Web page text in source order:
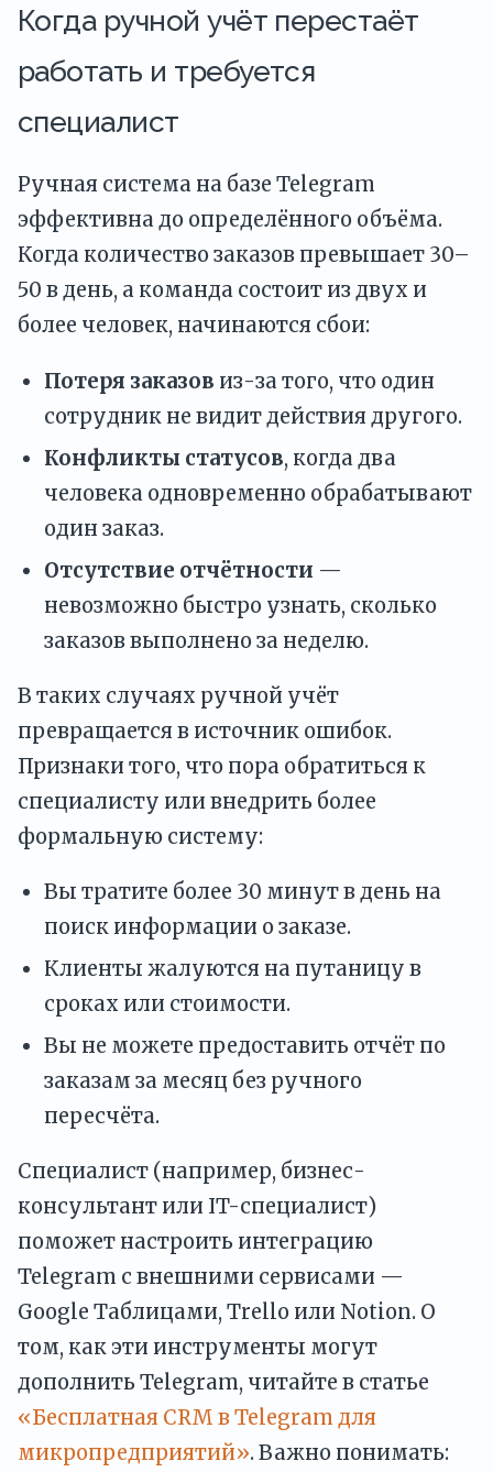
Когда ручной учёт перестаёт
работать и требуется
специалист
Ручная система на базе Telegram
эффективна до определённого объёма.
Когда количество заказов превышает 30–
50 в день, а команда состоит из двух и
более человек, начинаются сбои:
Потеря заказов из-за того, что один
сотрудник не видит действия другого.
Конфликты статусов, когда два
человека одновременно обрабатывают
один заказ.
Отсутствие отчётности —
невозможно быстро узнать, сколько
заказов выполнено за неделю.
В таких случаях ручной учёт
превращается в источник ошибок.
Признаки того, что пора обратиться к
специалисту или внедрить более
формальную систему:
Вы тратите более 30 минут в день на
поиск информации о заказе.
Клиенты жалуются на путаницу в
сроках или стоимости.
Вы не можете предоставить отчёт по
заказам за месяц без ручного
пересчёта.
Специалист (например, бизнес-
консультант или IT-специалист)
поможет настроить интеграцию
Telegram с внешними сервисами —
Google Таблицами, Trello или Notion. О
том, как эти инструменты могут
дополнить Telegram, читайте в статье
«Бесплатная CRM в Telegram для
микропредприятий». Важно понимать: